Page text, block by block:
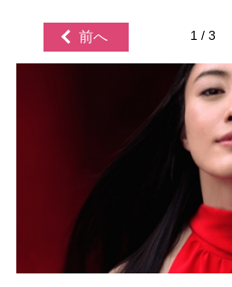
前へ 1 / 3